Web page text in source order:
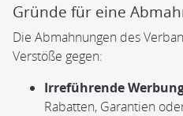
Gründe für eine
Die Abmahnungen des
Verstöße gegen:
Irreführende
Rabatten, Garantien